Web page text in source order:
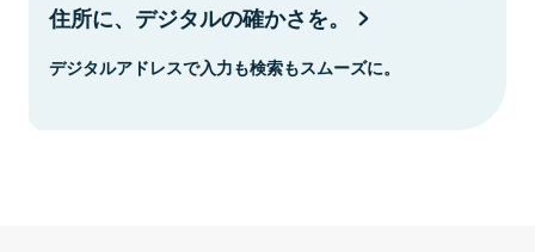
住所に、デジタルの確かさを。
デジタルアドレスで入力も検索もスムーズに。